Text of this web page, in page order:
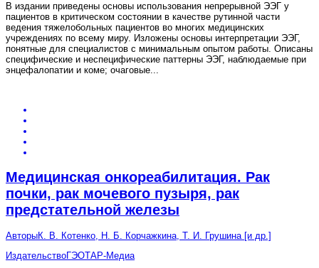
В издании приведены основы использования непрерывной ЭЭГ у
пациентов в критическом состоянии в качестве рутинной части
ведения тяжелобольных пациентов во многих медицинских
учреждениях по всему миру. Изложены основы интерпретации ЭЭГ,
понятные для специалистов с минимальным опытом работы. Описаны
специфические и неспецифические паттерны ЭЭГ, наблюдаемые при
энцефалопатии и коме; очаговые...
Медицинская онкореабилитация. Рак
почки, рак мочевого пузыря, рак
предстательной железы
АвторыК. В. Котенко, Н. Б. Корчажкина, Т. И. Грушина [и др.]
ИздательствоГЭОТАР-Медиа